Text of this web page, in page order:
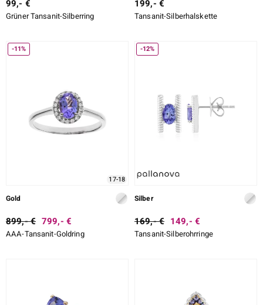
99,- €
Grüner Tansanit-Silberring
199,- €
Tansanit-Silberhalskette
-11%
17-18
Gold
899,- € 799,- €
AAA-Tansanit-Goldring
-12%
Silber
169,- € 149,- €
Tansanit-Silberohrringe